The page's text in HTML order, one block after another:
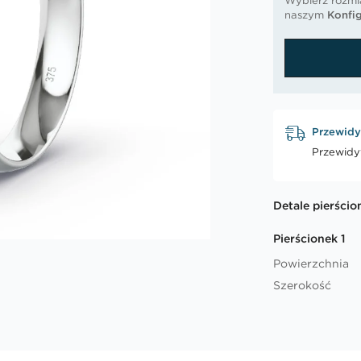
naszym
Detale
Pierścionek 1
Powierzchnia
Szerokość